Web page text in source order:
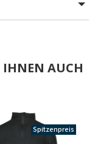
IHNEN AUCH
Spitzenpreis